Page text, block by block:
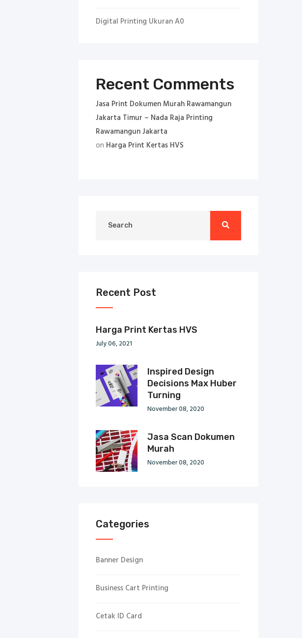
Digital Printing Ukuran A0
Recent Comments
Jasa Print Dokumen Murah Rawamangun
Jakarta Timur – Nada Raja Printing
Rawamangun Jakarta
on Harga Print Kertas HVS
Recent Post
Harga Print Kertas HVS
July 06, 2021
Inspired Design
Decisions Max Huber
Turning
November 08, 2020
Jasa Scan Dokumen
Murah
November 08, 2020
Categories
Banner Design
Business Cart Printing
Cetak ID Card